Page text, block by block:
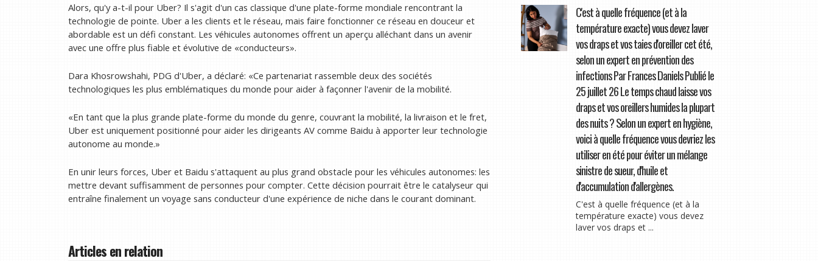
Alors, qu'y a-t-il pour Uber? Il s'agit d'un cas classique d'une plate-forme mondiale rencontrant la
technologie de pointe. Uber a les clients et le réseau, mais faire fonctionner ce réseau en douceur et
abordable est un défi constant. Les véhicules autonomes offrent un aperçu alléchant dans un avenir
avec une offre plus fiable et évolutive de «conducteurs».
Dara Khosrowshahi, PDG d'Uber, a déclaré: «Ce partenariat rassemble deux des sociétés
technologiques les plus emblématiques du monde pour aider à façonner l'avenir de la mobilité.
«En tant que la plus grande plate-forme du monde du genre, couvrant la mobilité, la livraison et le fret,
Uber est uniquement positionné pour aider les dirigeants AV comme Baidu à apporter leur technologie
autonome au monde.»
En unir leurs forces, Uber et Baidu s'attaquent au plus grand obstacle pour les véhicules autonomes: les
mettre devant suffisamment de personnes pour compter. Cette décision pourrait être le catalyseur qui
entraîne finalement un voyage sans conducteur d'une expérience de niche dans le courant dominant.
Articles en relation
C'est à quelle fréquence (et à la
température exacte) vous devez laver
vos draps et vos taies d'oreiller cet été,
selon un expert en prévention des
infections Par Frances Daniels Publié le
25 juillet 26 Le temps chaud laisse vos
draps et vos oreillers humides la plupart
des nuits ? Selon un expert en hygiène,
voici à quelle fréquence vous devriez les
utiliser en été pour éviter un mélange
sinistre de sueur, d'huile et
d'accumulation d'allergènes.
C'est à quelle fréquence (et à la
température exacte) vous devez
laver vos draps et ...